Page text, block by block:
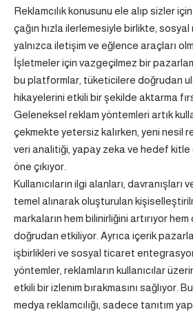
Reklamcılık konusunu ele alıp sizler
çağın hızla ilerlemesiyle birlikte,
yalnızca iletişim ve eğlence araçları
İşletmeler için vazgeçilmez bir
bu platformlar, tüketicilere doğrudan
hikayelerini etkili bir şekilde aktarma
Geleneksel reklam yöntemleri artık
çekmekte yetersiz kalırken, yeni nesil
veri analitiği, yapay zeka ve hedef kitle
öne çıkıyor.
Kullanıcıların ilgi alanları, davranışları
temel alınarak oluşturulan
markaların hem bilinirliğini artırıyor hem
doğrudan etkiliyor. Ayrıca içerik
işbirlikleri ve sosyal ticaret
yöntemler, reklamların kullanıcılar
etkili bir izlenim bırakmasını sağlıyor.
medya reklamcılığı, sadece tanıtım